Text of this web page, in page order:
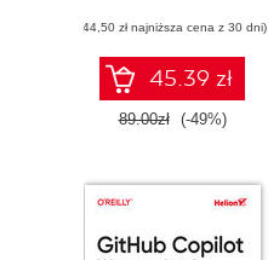
(44,50 zł najniższa cena z 30 dni)
45.39 zł
89.00zł (-49%)